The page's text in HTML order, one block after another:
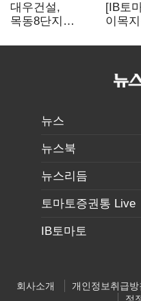
대우건설,
목동8단지
엔지니어링사
[IB토
이목
완전
그룹
뉴스
뉴스북
뉴스리듬
토마토증권통 Live
IB토마토
회사소개 개인정보취급방